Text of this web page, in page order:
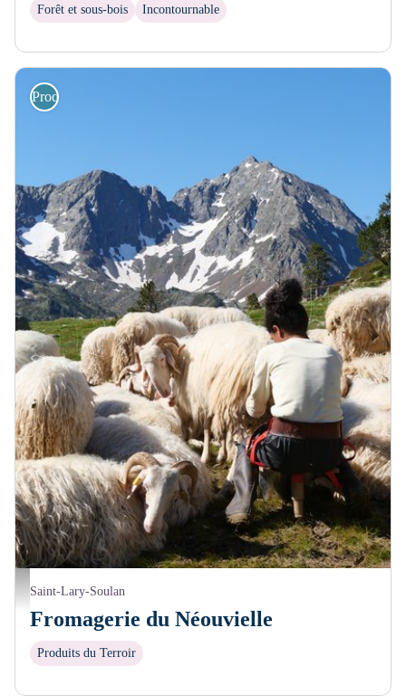
Forêt et sous-bois Incontournable
Piau Engaly
Produits locaux
Saint-Lary-Soulan
Fromagerie du Néouvielle
Produits du Terroir